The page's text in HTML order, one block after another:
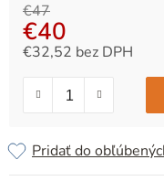
€47
€40
€32,52 bez DPH
Pridať do